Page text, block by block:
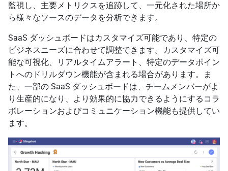
監視し、主要メトリクスを追跡して、一元化された場所か
ら様々なソースのデータを分析できます。
SaaS ダッシュボードはカスタマイズ可能であり、特定の
ビジネスニーズに合わせて調整できます。カスタマイズ可
能な可視化、リアルタイムアラート、特定のデータポイン
トへのドリルダウン機能が含まれる場合があります。ま
た、一部の SaaS ダッシュボードは、チームメンバーがよ
り生産的になり、より効果的に協力できるようにするコラ
ボレーションおよびコミュニケーション機能も提供してい
ます。